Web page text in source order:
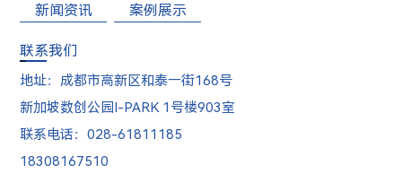
新闻资讯
案例展示
联系我们
地址：成都市高新区和泰一街168号
新加坡数创公园I-PARK 1号楼903室
联系电话：028-61811185
18308167510